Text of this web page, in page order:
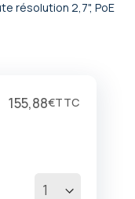
résolution 2,7", PoE
155,88€